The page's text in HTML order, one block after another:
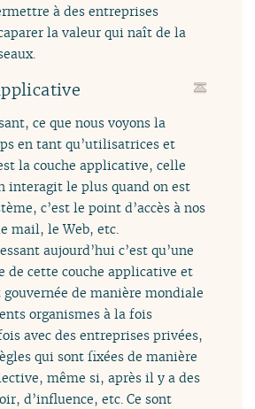
à des entreprises
la valeur qui naît de la
ce que nous voyons la
en tant qu’utilisatrices et
la couche applicative, celle
interagit le plus quand on est
c’est le point d’accès à nos
mail, le Web, etc.
aujourd’hui c’est qu’une
de cette couche applicative et
gouvernée de manière mondiale
organismes à la fois
avec des entreprises privées,
qui sont fixées de manière
même si, après il y a des
d’influence, etc. Ce sont